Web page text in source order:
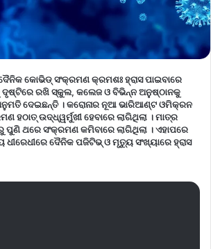
କୋଭିଡ୍ ସଂକ୍ରମଣ କ୍ରମଶଃ ହ୍ରାସ ପାଇବାରେ
ଦୃଷ୍ଟିରେ ରଖି ସ୍କୁଲ, କଲେଜ ଓ ବିଭିନ୍ନ ଅନୁଷ୍ଠାନକୁ
ଦେଇଛନ୍ତି । କରୋନାର ନୂଆ ଭାରିଆଣ୍ଟ ଓମିକ୍ରନ
ହଠାତ୍ ଉଦ୍ଧ୍ୱର୍ମୁଖୀ ହେବାରେ ଲାଗିଥିଲା । ମାତ୍ର
ଥରେ ସଂକ୍ରମଣ କମିବାରେ ଲାଗିଥିଲା । ଏହାପରେ
ଧୀରେଧୀରେ ଦୈନିକ ପଜିଟିଭ୍ ଓ ମୃତ୍ୟୁ ସଂଖ୍ୟାରେ ହ୍ରାସ